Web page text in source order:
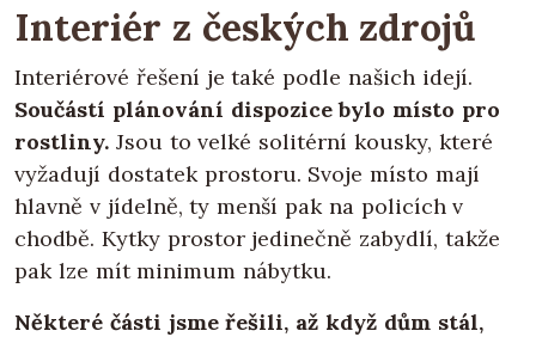
Interiér z českých zdrojů
Interiérové řešení je také podle našich idejí.
Součástí plánování dispozice bylo místo pro
rostliny. Jsou to velké solitérní kousky, které
vyžadují dostatek prostoru. Svoje místo mají
hlavně v jídelně, ty menší pak na policích v
chodbě. Kytky prostor jedinečně zabydlí, takže
pak lze mít minimum nábytku.
Některé části jsme řešili, až když dům stál,